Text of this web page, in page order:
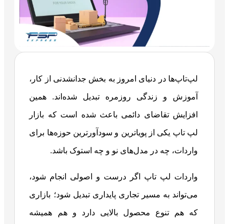
لپ‌تاپ‌ها در دنیای امروز به بخش جدانشدنی از کار،
آموزش و زندگی روزمره تبدیل شده‌اند. همین
افزایش تقاضای دائمی باعث شده است که بازار
لپ‌ تاپ یکی از پویاترین و سودآورترین حوزه‌ها برای
واردات، چه در مدل‌های نو و چه استوک باشد.
واردات لپ ‌تاپ اگر درست و اصولی انجام شود،
می‌تواند به مسیر تجاری پایداری تبدیل شود؛ بازاری
که هم تنوع محصول بالایی دارد و هم همیشه